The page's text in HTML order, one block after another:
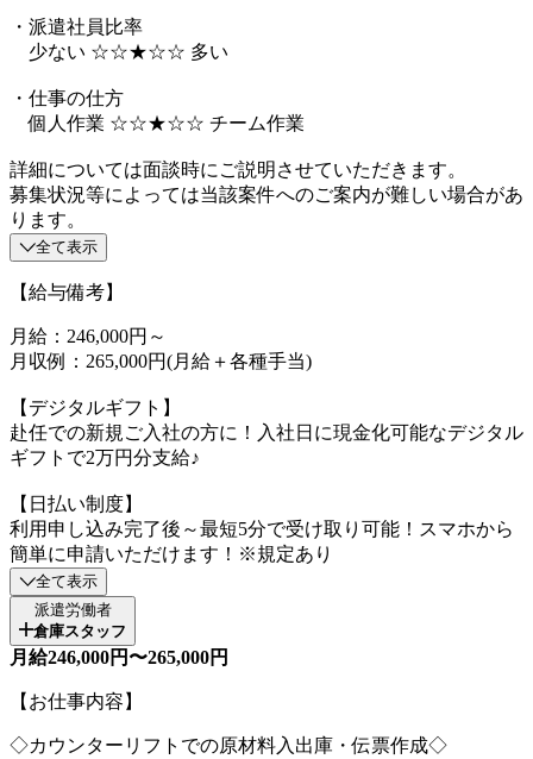
・派遣社員比率
少ない ☆☆★☆☆ 多い
・仕事の仕方
個人作業 ☆☆★☆☆ チーム作業
詳細については面談時にご説明させていただきます。
募集状況等によっては当該案件へのご案内が難しい場合があ
ります。
全て表示
【給与備考】
月給：246,000円～
月収例：265,000円(月給＋各種手当)
【デジタルギフト】
赴任での新規ご入社の方に！入社日に現金化可能なデジタル
ギフトで2万円分支給♪
【日払い制度】
利用申し込み完了後～最短5分で受け取り可能！スマホから
簡単に申請いただけます！※規定あり
全て表示
派遣労働者
倉庫スタッフ
月給246,000円〜265,000円
【お仕事内容】
◇カウンターリフトでの原材料入出庫・伝票作成◇